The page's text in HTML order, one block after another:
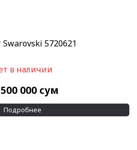
Swarovski 5720621
в наличии
000 сум
Подробнее